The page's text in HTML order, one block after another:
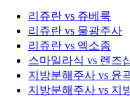
리쥬란 vs 쥬베룩
리쥬란 vs 물광주사
리쥬란 vs 엑소좀
스마일라식 vs 렌즈
지방분해주사 vs 윤
지방분해주사 vs 지